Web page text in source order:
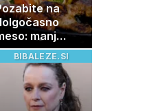
na
manj
več
BIBALEZE.SI